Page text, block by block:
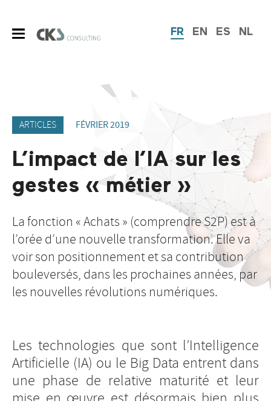
FR EN ES NL
ARTICLES FÉVRIER 2019
L’impact de l’IA sur les
gestes « métier »
La fonction « Achats » (comprendre S2P) est à
l’orée d’une nouvelle transformation. Elle va
voir son positionnement et sa contribution
bouleversés, dans les prochaines années, par
les nouvelles révolutions numériques.
Les technologies que sont l’Intelligence
Artificielle (IA) ou le Big Data entrent dans
une phase de relative maturité et leur